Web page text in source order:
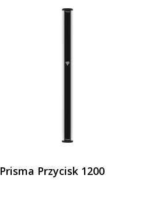
Prisma Przycisk 1200